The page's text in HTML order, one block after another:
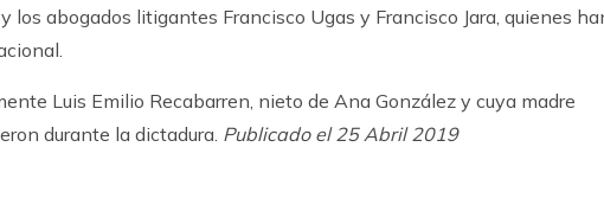
los abogados litigantes Francisco Ugas y Francisco Jara, quienes
Luis Emilio Recabarren, nieto de Ana González y cuya madre
durante la dictadura. Publicado el 25 Abril 2019